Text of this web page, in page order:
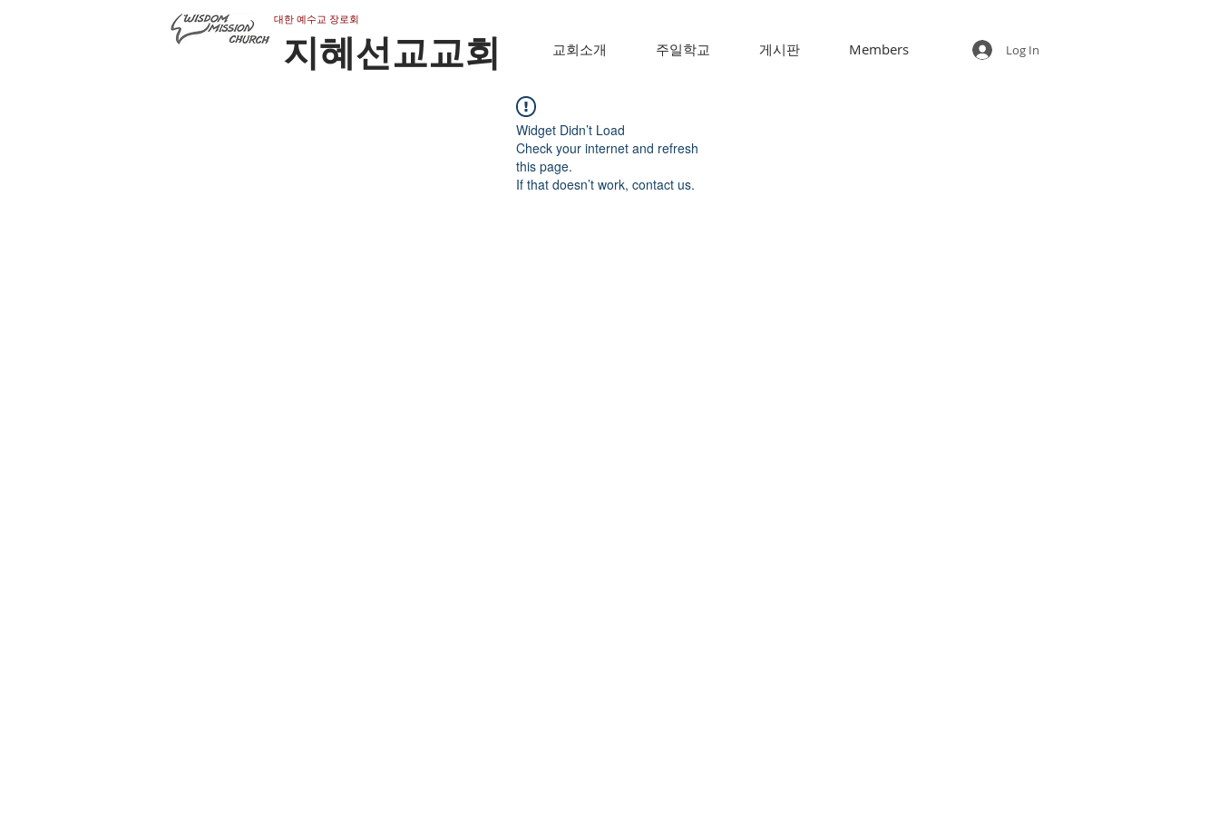
​대한 예수교 장로회
지혜선교교회 교회소개 주일학교 게시판 Members Log In
Widget Didn’t Load
Check your internet and refresh
this page.
If that doesn’t work, contact us.